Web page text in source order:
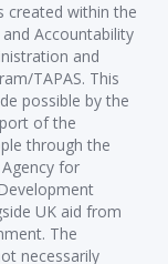
created within the
Accountability
and
TAPAS. This
possible by the
of the
through the
for
UK aid from
The
necessarily